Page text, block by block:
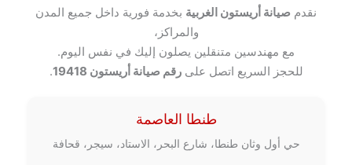
نقدم صيانة أريستون الغربية بخدمة فورية داخل جميع المدن
والمراكز،
مع مهندسين متنقلين يصلون إليك في نفس اليوم.
للحجز السريع اتصل علىرقم صيانة أريستون 19418 .
طنطا العاصمة
حي أول وثان طنطا، شارع البحر، الاستاد، سيجر، قحافة